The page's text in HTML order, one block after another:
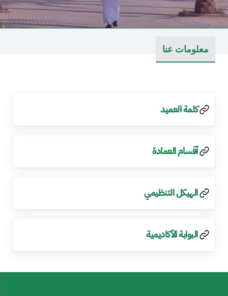
معلومات عنا
كلمة العميد
أقسام العمادة
الهيكل التنظيمي
البوابة الأكاديمية